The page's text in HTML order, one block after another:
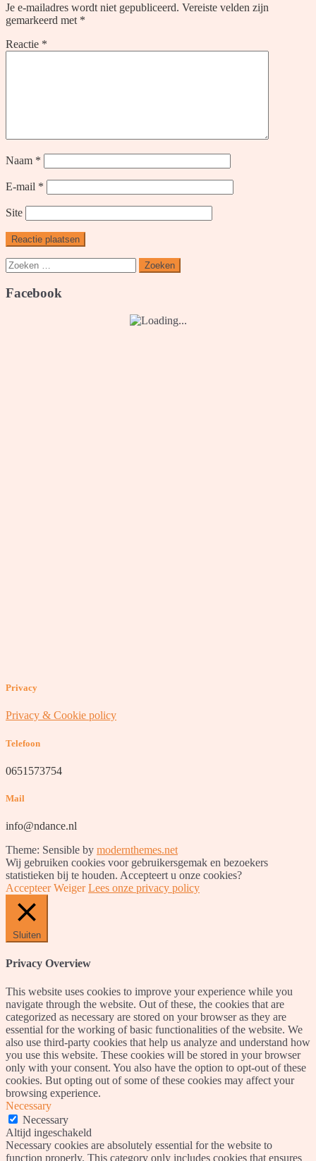
Je e-mailadres wordt niet gepubliceerd. Vereiste velden zijn
gemarkeerd met *
Reactie *
Naam *
E-mail *
Site
Zoeken
naar:
Facebook
Privacy
Privacy & Cookie policy
Telefoon
0651573754
Mail
info@ndance.nl
Theme: Sensible by modernthemes.net
Wij gebruiken cookies voor gebruikersgemak en bezoekers
statistieken bij te houden. Accepteert u onze cookies?
Accepteer Weiger Lees onze privacy policy
Sluiten
Privacy Overview
This website uses cookies to improve your experience while you
navigate through the website. Out of these, the cookies that are
categorized as necessary are stored on your browser as they are
essential for the working of basic functionalities of the website. We
also use third-party cookies that help us analyze and understand how
you use this website. These cookies will be stored in your browser
only with your consent. You also have the option to opt-out of these
cookies. But opting out of some of these cookies may affect your
browsing experience.
Necessary
Necessary
Altijd ingeschakeld
Necessary cookies are absolutely essential for the website to
function properly. This category only includes cookies that ensures